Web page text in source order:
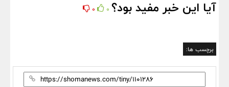
آیا این خبر مفید بود؟ 0
0
برچسب ها: